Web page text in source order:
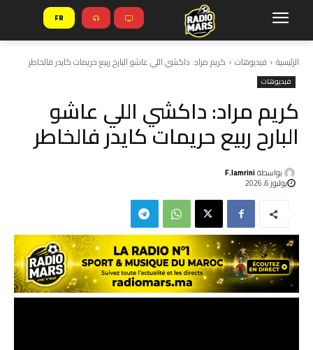
FR
الرئيسية فيديوهات كريم مراد: داكشي اللي عاشو البارح ربيع حريمات كايدر فالخاطر
فيديوهات
كريم مراد: داكشي اللي عاشو
البارح ربيع حريمات كايدر فالخاطر
بواسطةF.lamrini
يوليوز 6, 2026